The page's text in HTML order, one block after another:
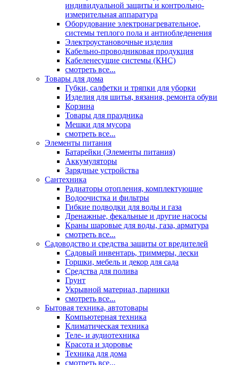
индивидуальной защиты и контрольно-
измерительная аппаратура
Оборудование электронагревательное,
системы теплого пола и антиобледенения
Электроустановочные изделия
Кабельно-проводниковая продукция
Кабеленесущие системы (КНС)
смотреть все...
Товары для дома
Губки, салфетки и тряпки для уборки
Изделия для шитья, вязания, ремонта обуви
Корзина
Товары для праздника
Мешки для мусора
смотреть все...
Элементы питания
Батарейки (Элементы питания)
Аккумуляторы
Зарядные устройства
Сантехника
Радиаторы отопления, комплектующие
Водоочистка и фильтры
Гибкие подводки для воды и газа
Дренажные, фекальные и другие насосы
Краны шаровые для воды, газа, арматура
смотреть все...
Садоводство и средства защиты от вредителей
Садовый инвентарь, триммеры, лески
Горшки, мебель и декор для сада
Средства для полива
Грунт
Укрывной материал, парники
смотреть все...
Бытовая техника, автотовары
Компьютерная техника
Климатическая техника
Теле- и аудиотехника
Красота и здоровье
Техника для дома
смотреть все...